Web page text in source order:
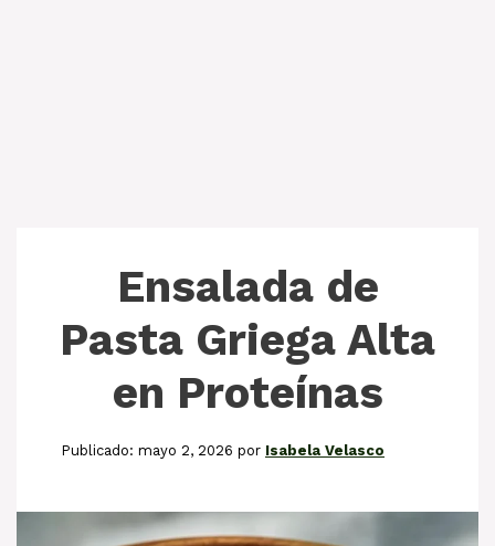
Ensalada de
Pasta Griega Alta
en Proteínas
mayo 2, 2026 por Isabela Velasco